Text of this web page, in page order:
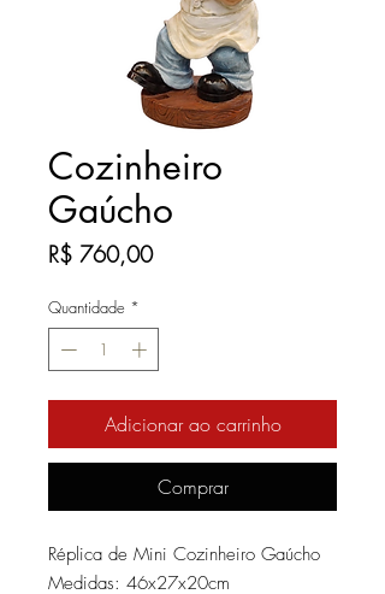
Cozinheiro
Gaúcho
R$ 760,00Preço
Quantidade *
Adicionar ao carrinho
Comprar
Réplica de Mini Cozinheiro Gaúcho
Medidas: 46x27x20cm